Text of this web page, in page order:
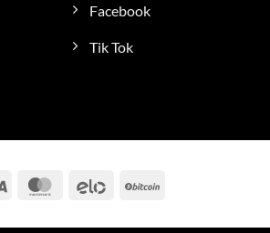
produtoFacebook
Tik Tok
Visa MasterCard
Elo